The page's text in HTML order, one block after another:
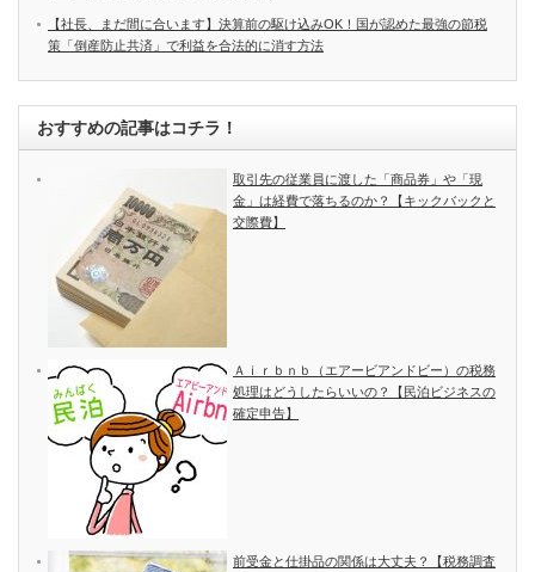
【社長、まだ間に合います】決算前の駆け込みOK！国が認めた最強の節税
策「倒産防止共済」で利益を合法的に消す方法
おすすめの記事はコチラ！
取引先の従業員に渡した「商品券」や「現
金」は経費で落ちるのか？【キックバックと
交際費】
Ａｉｒｂｎｂ（エアービアンドビー）の税務
処理はどうしたらいいの？【民泊ビジネスの
確定申告】
前受金と仕掛品の関係は大丈夫？【税務調査